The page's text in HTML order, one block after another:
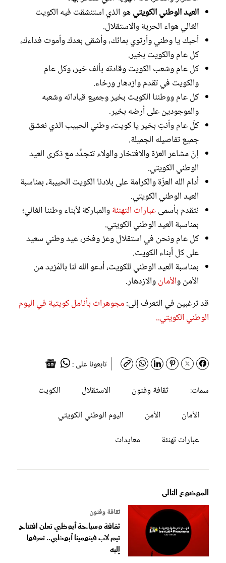
العيد الوطني الكويتيهو الذي استنشقت فيه الكويت
الغالي هواء الحرية والاستقلال.
أحبك يا وطني وأرتوي بمائك، وأشقى بعدك وأموت فداءك،
كل عام والكويت بخير.
كل عام وشعب الكويت وقادته بألف خير، وكل عام
والكويت في تقدم وازدهار ورخاء.
كل عام ووطننا الكويت بخير وجميع قياداته وشعبه
والموجودين على أرضه بخير.
كلّ عام وأنتِ بخير يا كويت، وطني الحبيب الذي نعشق
جميع تفاصيله الجميلة.
إنّ مشاعر العزة والافتخار والولاء تتجدَّد مع ذكرى العيد
الوطني الكويتي.
أدام الله العزّة والكرامة على بلادنا الكويت الحبيبة، بمناسبة
العيد الوطني الكويتي.
نتقدم بأسمىعبارات التهنئةوالمباركة لأبناء وطننا الغالي؛
بمناسبة العيد الوطني الكويتي.
كل عام ونحن في استقلال وعز وفخر، عيد وطني سعيد
على كل أبناء الكويت.
بمناسبة العيد الوطني للكويت، أدعو الله لنا بالمَزيد من
الأمن والأمانوالازدهار.
قد ترغبين في التعرف إلى:مجوهرات بأنامل كويتية في اليوم
الوطني الكويتي..
تابعونا على :
سمات:
ثقافة وفنون الاستقلال
الكويت
الأمان
الأمن
اليوم الوطني الكويتي
عبارات تهنئة
معايدات
الموضوع التالى
ثقافة وفنون
ثقافة وسياحة أبوظبي تعلن افتتاح
تيم لاب فينومينا أبوظبي.. تعرفوا
إليه